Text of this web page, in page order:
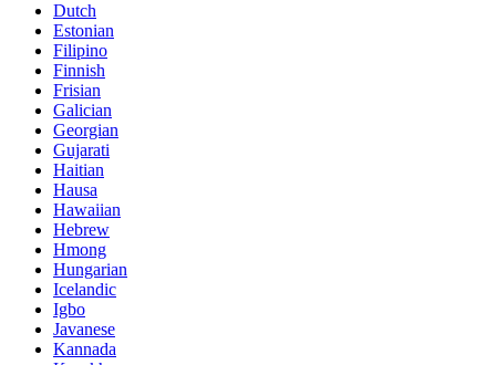
Dutch
Estonian
Filipino
Finnish
Frisian
Galician
Georgian
Gujarati
Haitian
Hausa
Hawaiian
Hebrew
Hmong
Hungarian
Icelandic
Igbo
Javanese
Kannada